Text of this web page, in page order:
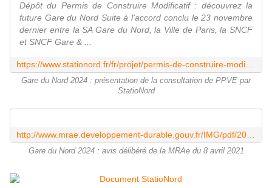
Dépôt du Permis de Construire Modificatif : découvrez la
future Gare du Nord Suite à l'accord conclu le 23 novembre
dernier entre la SA Gare du Nord, la Ville de Paris, la SNCF
et SNCF Gare & ...
Gare du Nord 2024 : présentation de la consultation de PPVE par
StatioNord
Gare du Nord 2024 : avis délibéré de la MRAe du 8 avril 2021